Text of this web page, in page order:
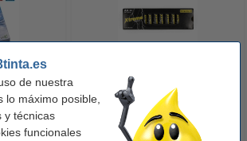
de nuestra
lo máximo posible,
y técnicas
funcionales
alto | 10 x
hojas
123tinta Pilas Alcalinas Xtreme
Power AA - LR06 - MN1500 - 24
unidades